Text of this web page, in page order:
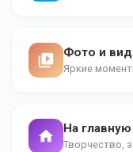
Фото и
Яркие
На главную
Творчество,